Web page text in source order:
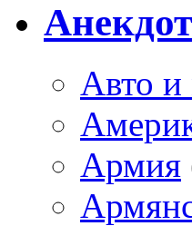
Авто и
Армия